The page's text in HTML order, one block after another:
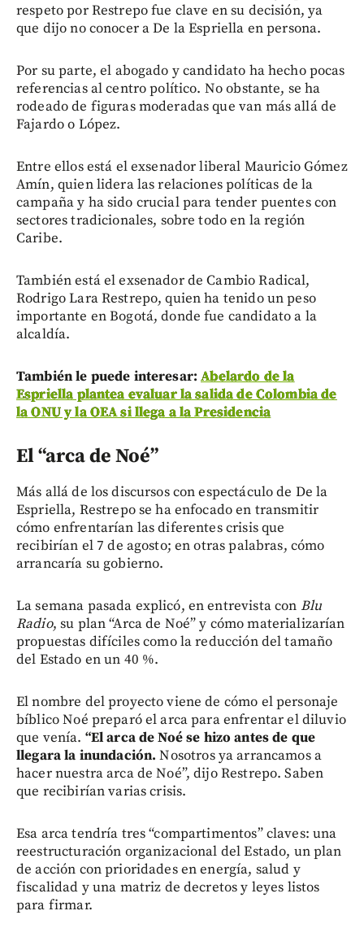
respeto por Restrepo fue clave en su decisión, ya
que dijo no conocer a De la Espriella en persona.
Por su parte, el abogado y candidato ha hecho pocas
referencias al centro político. No obstante, se ha
rodeado de figuras moderadas que van más allá de
Fajardo o López.
Entre ellos está el exsenador liberal Mauricio Gómez
Amín, quien lidera las relaciones políticas de la
campaña y ha sido crucial para tender puentes con
sectores tradicionales, sobre todo en la región
Caribe.
También está el exsenador de Cambio Radical,
Rodrigo Lara Restrepo, quien ha tenido un peso
importante en Bogotá, donde fue candidato a la
alcaldía.
También le puede interesar:Abelardo de la
Espriella plantea evaluar la salida de Colombia de
la ONU y la OEA si llega a la Presidencia
El “arca de Noé”
Más allá de los discursos con espectáculo de De la
Espriella, Restrepo se ha enfocado en transmitir
cómo enfrentarían las diferentes crisis que
recibirían el 7 de agosto; en otras palabras, cómo
arrancaría su gobierno.
La semana pasada explicó, en entrevista con Blu
Radio, su plan “Arca de Noé” y cómo materializarían
propuestas difíciles como la reducción del tamaño
del Estado en un 40 %.
El nombre del proyecto viene de cómo el personaje
bíblico Noé preparó el arca para enfrentar el diluvio
que venía. “El arca de Noé se hizo antes de que
llegara la inundación.Nosotros ya arrancamos a
hacer nuestra arca de Noé”, dijo Restrepo. Saben
que recibirían varias crisis.
Esa arca tendría tres “compartimentos” claves: una
reestructuración organizacional del Estado, un plan
de acción con prioridades en energía, salud y
fiscalidad y una matriz de decretos y leyes listos
para firmar.